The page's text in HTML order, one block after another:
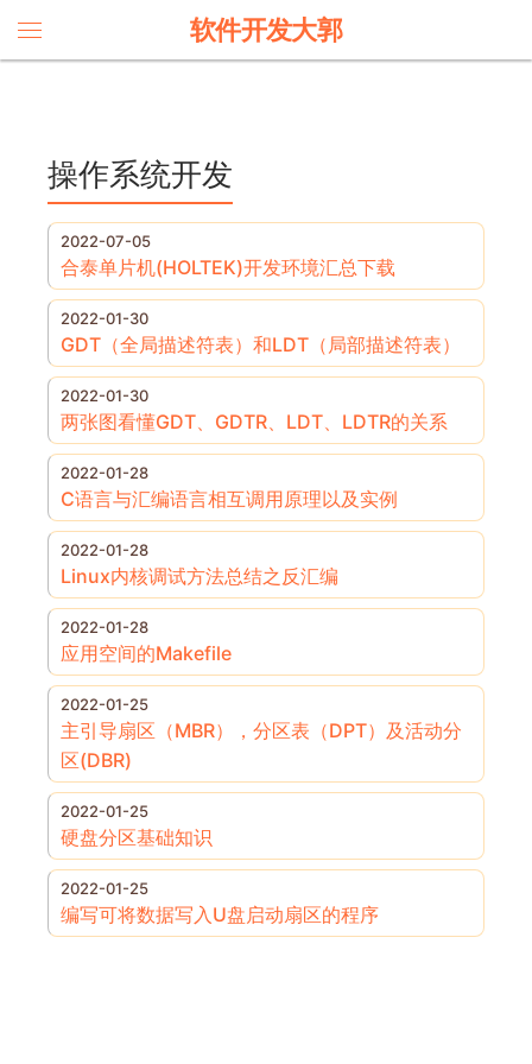
软件开发大郭
操作系统开发
2022-07-05
合泰单片机(HOLTEK)开发环境汇总下载
2022-01-30
GDT（全局描述符表）和LDT（局部描述符表）
2022-01-30
两张图看懂GDT、GDTR、LDT、LDTR的关系
2022-01-28
C语言与汇编语言相互调用原理以及实例
2022-01-28
Linux内核调试方法总结之反汇编
2022-01-28
应用空间的Makefile
2022-01-25
主引导扇区（MBR），分区表（DPT）及活动分
区(DBR)
2022-01-25
硬盘分区基础知识
2022-01-25
编写可将数据写入U盘启动扇区的程序